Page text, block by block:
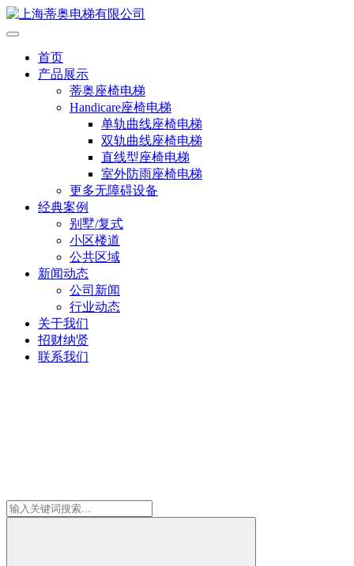
首页
产品展示
蒂奥座椅电梯
Handicare座椅电梯
单轨曲线座椅电梯
双轨曲线座椅电梯
直线型座椅电梯
室外防雨座椅电梯
更多无障碍设备
经典案例
别墅/复式
小区楼道
公共区域
新闻动态
公司新闻
行业动态
关于我们
招财纳贤
联系我们